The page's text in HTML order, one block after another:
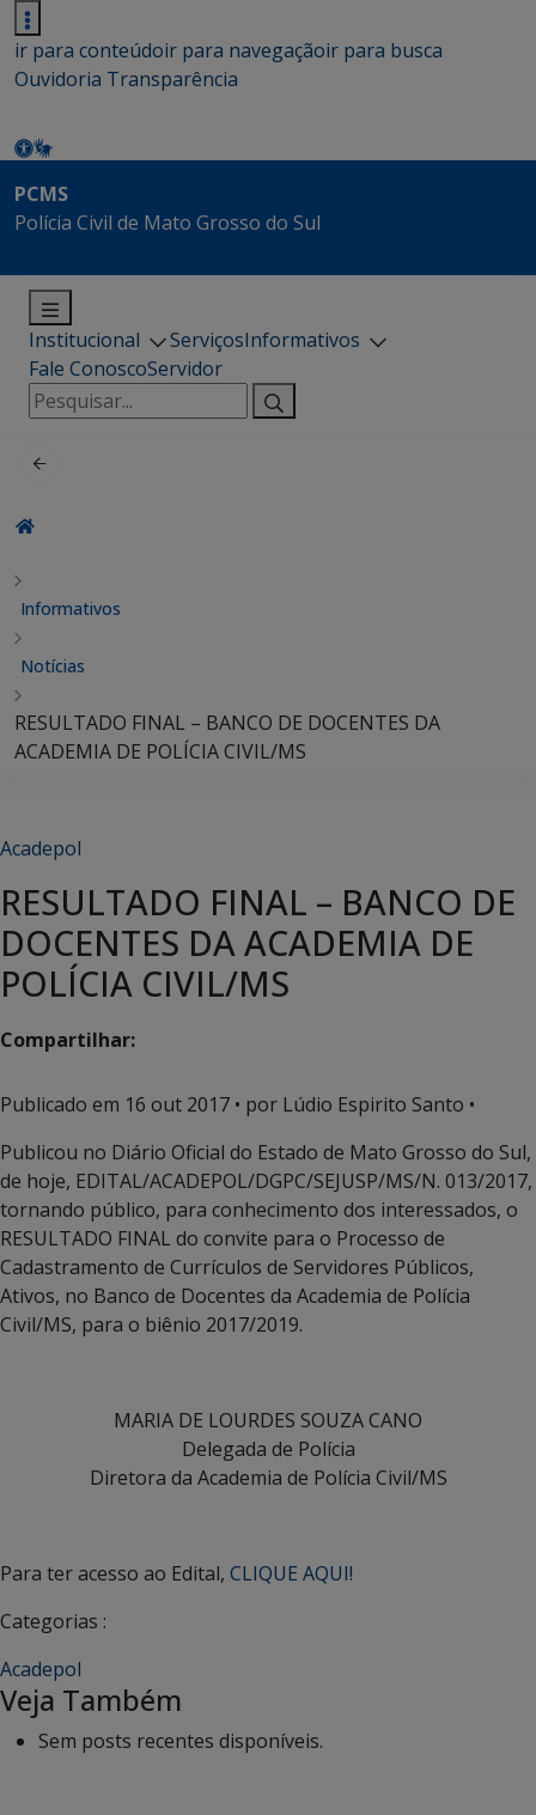
ir para conteúdoir para navegaçãoir para busca
Ouvidoria Transparência
PCMS
Polícia Civil de Mato Grosso do Sul
Institucional ServiçosInformativos
Fale ConoscoServidor
Pesquisar
por:
Informativos
Notícias
RESULTADO FINAL – BANCO DE DOCENTES DA
ACADEMIA DE POLÍCIA CIVIL/MS
Acadepol
RESULTADO FINAL – BANCO DE
DOCENTES DA ACADEMIA DE
POLÍCIA CIVIL/MS
Compartilhar:
Publicado em 16 out 2017 • por Lúdio Espirito Santo •
Publicou no Diário Oficial do Estado de Mato Grosso do Sul,
de hoje, EDITAL/ACADEPOL/DGPC/SEJUSP/MS/N. 013/2017,
tornando público, para conhecimento dos interessados, o
RESULTADO FINAL do convite para o Processo de
Cadastramento de Currículos de Servidores Públicos,
Ativos, no Banco de Docentes da Academia de Polícia
Civil/MS, para o biênio 2017/2019.
MARIA DE LOURDES SOUZA CANO
Delegada de Polícia
Diretora da Academia de Polícia Civil/MS
Para ter acesso ao Edital, CLIQUE AQUI!
Categorias :
Acadepol
Veja Também
Sem posts recentes disponíveis.